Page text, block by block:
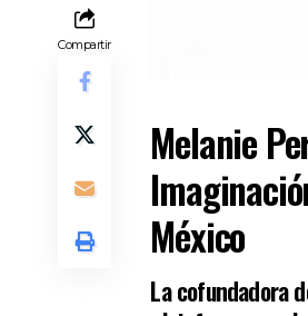
Compartir
Melanie
México
La cofundadora